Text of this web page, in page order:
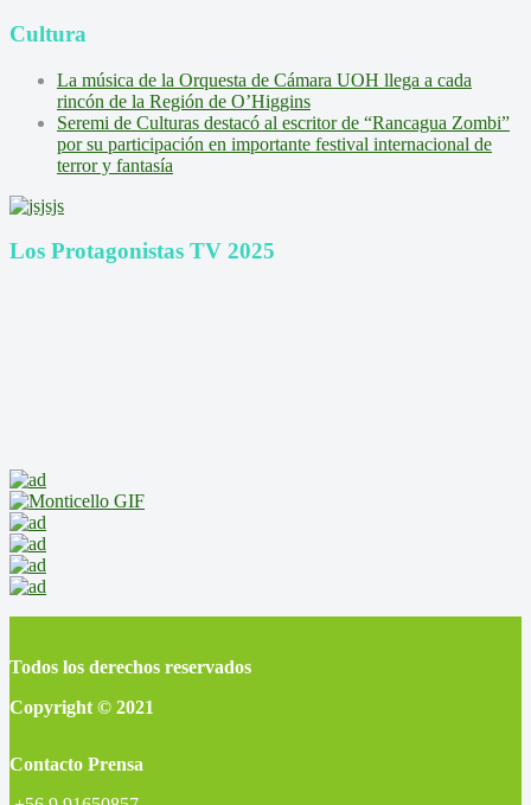
Cultura
La música de la Orquesta de Cámara UOH llega a cada
rincón de la Región de O’Higgins
Seremi de Culturas destacó al escritor de “Rancagua Zombi”
por su participación en importante festival internacional de
terror y fantasía
Los Protagonistas TV 2025
Todos los derechos reservados
Copyright © 2021
Contacto Prensa